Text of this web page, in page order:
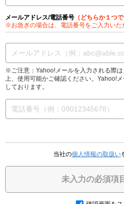
メールアドレス/電話番号 （どちらか１つで
※お急ぎの場合は、電話番号をご入力いた
※ご注意：Yahoo!メールを入力される際
上、使用可能かご確認ください。Yahoo!
しております。
当社の個人情報の取扱い
未入力の必須項